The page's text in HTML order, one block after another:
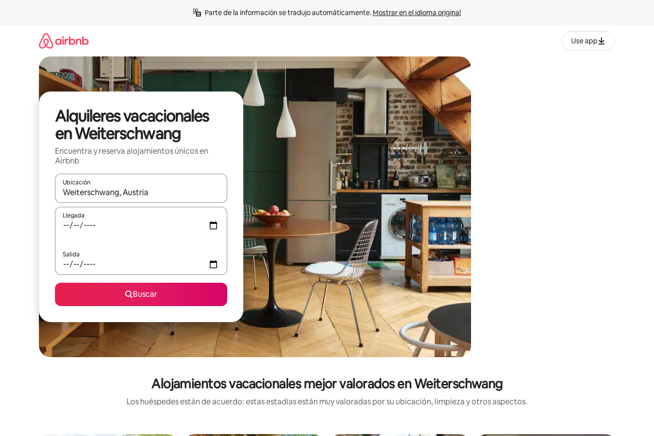
Parte de la información se tradujo automáticamente. Mostrar en el idioma original
Use app
Alquileres vacacionales
en Weiterschwang
Encuentra y reserva alojamientos únicos en
Airbnb
Ubicación
Cuando los resultados estén disponibles, navega con las teclas de flecha hacia arriba y hacia abajo o explora con el tacto o desliza el dedo.
Llegada
Salida
Buscar
Alojamientos vacacionales mejor valorados en Weiterschwang
Los huéspedes están de acuerdo: estas estadías están muy valoradas por su ubicación, limpieza y otros aspectos.